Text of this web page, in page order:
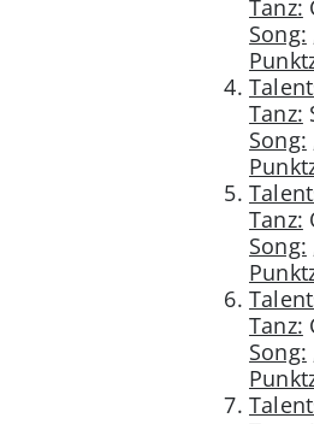
Tanz:
Song:
Tanz:
Song:
Tanz:
Song:
Tanz:
Song: